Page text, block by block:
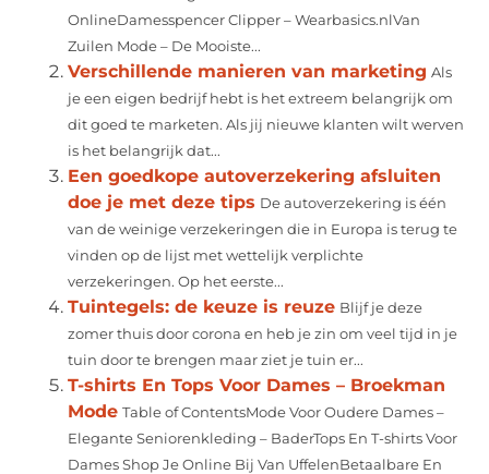
OnlineDamesspencer Clipper – Wearbasics.nlVan
Zuilen Mode – De Mooiste...
Verschillende manieren van marketing Als
je een eigen bedrijf hebt is het extreem belangrijk om
dit goed te marketen. Als jij nieuwe klanten wilt werven
is het belangrijk dat...
Een goedkope autoverzekering afsluiten
doe je met deze tips De autoverzekering is één
van de weinige verzekeringen die in Europa is terug te
vinden op de lijst met wettelijk verplichte
verzekeringen. Op het eerste...
Tuintegels: de keuze is reuze Blijf je deze
zomer thuis door corona en heb je zin om veel tijd in je
tuin door te brengen maar ziet je tuin er...
T-shirts En Tops Voor Dames – Broekman
Mode Table of ContentsMode Voor Oudere Dames –
Elegante Seniorenkleding – BaderTops En T-shirts Voor
Dames Shop Je Online Bij Van UffelenBetaalbare En